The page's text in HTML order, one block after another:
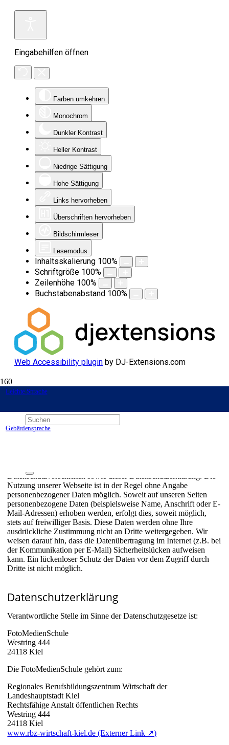
Eingabehilfen öffnen
Farben umkehren
Monochrom
Dunkler Kontrast
Heller Kontrast
Niedrige Sättigung
Hohe Sättigung
Links hervorheben
Überschriften hervorheben
Bildschirmleser
Lesemodus
Inhaltsskalierung 100%
Schriftgröße 100%
Zeilenhöhe 100%
Buchstabenabstand 100%
Web Accessibility plugin by DJ-Extensions.com
Leichte Sprache
Gebärdensprache
Datenschutzerklärung-alt
Datenschutzvorschriften sowie dieser Datenschutzerklärung. Die
Nutzung unserer Webseite ist in der Regel ohne Angabe
personenbezogener Daten möglich. Soweit auf unseren Seiten
personenbezogene Daten (beispielsweise Name, Anschrift oder E-
Mail-Adressen) erhoben werden, erfolgt dies, soweit möglich,
stets auf freiwilliger Basis. Diese Daten werden ohne Ihre
ausdrückliche Zustimmung nicht an Dritte weitergegeben. Wir
weisen darauf hin, dass die Datenübertragung im Internet (z.B. bei
der Kommunikation per E-Mail) Sicherheitslücken aufweisen
kann. Ein lückenloser Schutz der Daten vor dem Zugriff durch
Dritte ist nicht möglich.
Datenschutzerklärung
Verantwortliche Stelle im Sinne der Datenschutzgesetze ist:
FotoMedienSchule
Westring 444
24118 Kiel
Die FotoMedienSchule gehört zum:
Regionales Berufsbildungszentrum Wirtschaft der
Landeshauptstadt Kiel
Rechtsfähige Anstalt öffentlichen Rechts
Westring 444
24118 Kiel
www.rbz-wirtschaft-kiel.de (Externer Link ↗)